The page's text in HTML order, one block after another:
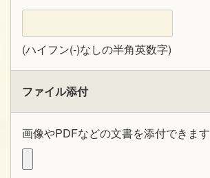
(ハイフン(-)なしの半角英数字)
ファイル添付
画像やPDFなどの文書を添付できます